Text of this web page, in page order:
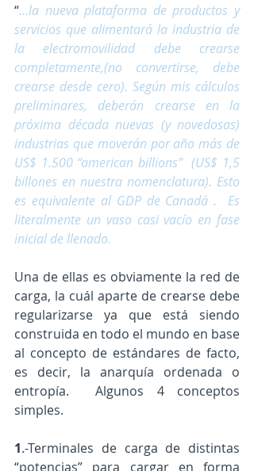
“…la nueva plataforma de productos y
servicios que alimentará la industria de
la electromovilidad debe crearse
completamente,(no convertirse, debe
crearse desde cero). Según mis cálculos
preliminares, deberán crearse en la
próxima década nuevas (y novedosas)
industrias que moverán por año más de
US$ 1.500 “american billions”  (US$ 1,5
billones en nuestra nomenclatura). Esto
es equivalente al GDP de Canadá .  Es
literalmente un vaso casi vacío en fase
inicial de llenado.
Una de ellas es obviamente la red de
carga, la cuál aparte de crearse debe
regularizarse ya que está siendo
construida en todo el mundo en base
al concepto de estándares de facto,
es decir, la anarquía ordenada o
entropía.  Algunos 4 conceptos
simples.
1.-Terminales de carga de distintas
“potencias” para cargar en forma